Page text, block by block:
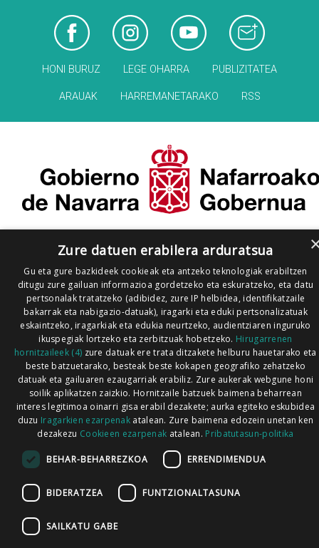
HONI BURUZ LEGE OHARRA PUBLIZITATEA
ARAUAK HARREMANETARAKO RSS
Zure datuen erabilera arduratsua
Gu eta gure bazkideek cookieak eta antzeko teknologiak erabiltzen
ditugu zure gailuan informazioa gordetzeko eta eskuratzeko, eta datu
pertsonalak tratatzeko (adibidez, zure IP helbidea, identifikatzaile
bakarrak eta nabigazio-datuak), iragarki eta eduki pertsonalizatuak
eskaintzeko, iragarkiak eta edukia neurtzeko, audientziaren inguruko
ikuspegiak lortzeko eta zerbitzuak hobetzeko. Hirugarrenen
hornitzaileek (4) zure datuak ere trata ditzakete helburu hauetarako eta
beste batzuetarako, besteak beste kokapen geografiko zehatzeko
datuak eta gailuaren ezaugarriak erabiliz. Zure aukerak webgune honi
soilik aplikatzen zaizkio. Hornitzaile batzuek baimena beharrean
interes legitimoa oinarri gisa erabil dezakete; aurka egiteko eskubidea
duzu Iragarkien ezarpenak atalean. Zure baimena edozein unetan ken
dezakezu Cookieen ezarpenak atalean. Pribatutasun-politika
BEHAR-BEHARREZKOA ERRENDIMENDUA
BIDERATZEA FUNTZIONALTASUNA
SAILKATU GABE